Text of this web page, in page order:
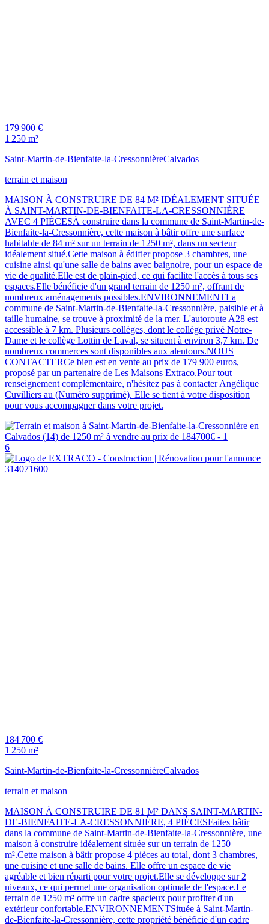
179 900 €
1 250 m²
Saint-Martin-de-Bienfaite-la-CressonnièreCalvados
terrain et maison
MAISON À CONSTRUIRE DE 84 M² IDÉALEMENT SITUÉE
À SAINT-MARTIN-DE-BIENFAITE-LA-CRESSONNIÈRE
AVEC 4 PIÈCESÀ construire dans la commune de Saint-Martin-de-
Bienfaite-la-Cressonnière, cette maison à bâtir offre une surface
habitable de 84 m² sur un terrain de 1250 m², dans un secteur
idéalement situé.Cette maison à édifier propose 3 chambres, une
cuisine ainsi qu'une salle de bains avec baignoire, pour un espace de
vie de qualité.Elle est de plain-pied, ce qui facilite l'accès à tous ses
espaces.Elle bénéficie d'un grand terrain de 1250 m², offrant de
nombreux aménagements possibles.ENVIRONNEMENTLa
commune de Saint-Martin-de-Bienfaite-la-Cressonnière, paisible et à
taille humaine, se trouve à proximité de la mer. L'autoroute A28 est
accessible à 7 km. Plusieurs collèges, dont le collège privé Notre-
Dame et le collège Lottin de Laval, se situent à environ 3,7 km. De
nombreux commerces sont disponibles aux alentours.NOUS
CONTACTERCe bien est en vente au prix de 179 900 euros,
proposé par un partenaire de Les Maisons Extraco.Pour tout
renseignement complémentaire, n'hésitez pas à contacter Angélique
Cuvilliers au (Numéro supprimé). Elle se tient à votre disposition
pour vous accompagner dans votre projet.
6
184 700 €
1 250 m²
Saint-Martin-de-Bienfaite-la-CressonnièreCalvados
terrain et maison
MAISON À CONSTRUIRE DE 81 M² DANS SAINT-MARTIN-
DE-BIENFAITE-LA-CRESSONNIÈRE, 4 PIÈCESFaites bâtir
dans la commune de Saint-Martin-de-Bienfaite-la-Cressonnière, une
maison à construire idéalement située sur un terrain de 1250
m².Cette maison à bâtir propose 4 pièces au total, dont 3 chambres,
une cuisine et une salle de bains. Elle offre un espace de vie
agréable et bien réparti pour votre projet.Elle se développe sur 2
niveaux, ce qui permet une organisation optimale de l'espace.Le
terrain de 1250 m² offre un cadre spacieux pour profiter d'un
extérieur confortable.ENVIRONNEMENTSituée à Saint-Martin-
de-Bienfaite-la-Cressonnière, cette propriété bénéficie d'un cadre